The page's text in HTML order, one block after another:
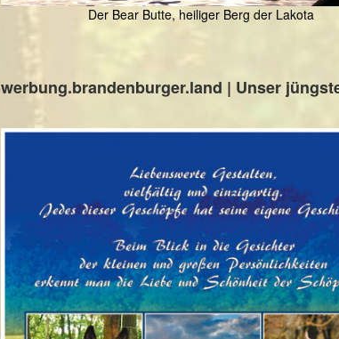
Der Bear Butte, heiliger Berg der Lakota
werbung.brandenburger.land | Unser